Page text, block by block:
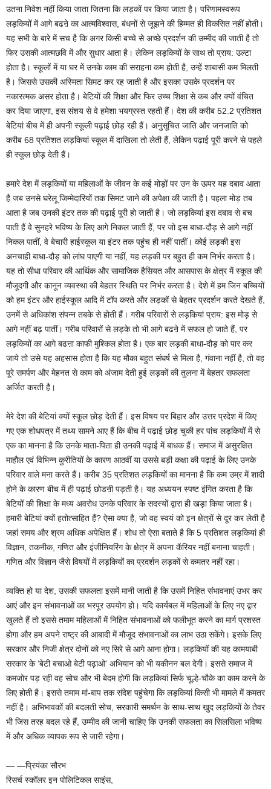
उतना निवेश नहीं किया जाता जितना कि लड़कों पर किया जाता है। परिणामस्वरूप
लड़कियोंं में आगे बढऩे का आत्मविश्वास, बंधनों से जूझने की हिम्मत ही विकसित नहीं होती।
यह सभी के बारे में सच है कि अगर किसी बच्चे से अच्छे प्रदर्शन की उम्मीद की जाती है तो
फिर उसकी आत्मछवि में और सुधार आता है। लेकिन लड़कियों के साथ तो प्राय: उल्टा
होता है। स्कूलों में या घर में उनके काम की सराहना कम होती है, उन्हें शाबासी कम मिलती
है। जिससे उसकी अस्मिता सिमट कर रह जाती है और इसका उसके प्रदर्शन पर
नकारत्मक असर होता है। बेटियों की शिक्षा और फिर उच्च शिक्षा से कब और क्यों वंचित
कर दिया जाएगा, इस संशय से वे हमेशा भयग्रस्त रहती हैं। देश की करीब 52.2 प्रतिशत
बेटियां बीच में ही अपनी स्कूली पढ़ाई छोड़ रही हैं। अनुसूचित जाति और जनजाति को
करीब 68 प्रतिशत लड़कियां स्कूल में दाखिला तो लेती हैं, लेकिन पढ़ाई पूरी करने से पहले
ही स्कूल छोड़ देती हैं।
हमारे देश में लड़कियों या महिलाओं के जीवन के कई मोड़ों पर उन के ऊपर यह दबाव आता
है जब उनसे घरेलू जिम्मेदारियों तक सिमट जाने की अपेक्षा की जाती है। पहला मोड़ तब
आता है जब उनकी इंटर तक की पढ़ाई पूरी हो जाती है। जो लड़कियां इस दबाव से बच
पाती हैं वे सुनहरे भविष्य के लिए आगे निकल जाती हैं, पर जो इस बाधा-दौड़ से आगे नहीं
निकल पातीं, वे बेचारी हाईस्कूल या इंटर तक पहुंच ही नहीं पातीं। कोई लड़की इस
अनचाही बाधा-दौड़ को लांघ पाएगी या नहीं, यह लड़की पर बहुत ही कम निर्भर करता है।
यह तो सीधा परिवार की आर्थिक और सामाजिक हैसियत और आसपास के क्षेत्र में स्कूल की
मौजूदगी और कानून व्यवस्था की बेहतर स्थिति पर निर्भर करता है। देशे में हम जिन बच्चियों
को हम इंटर और हाईस्कूल आदि में टॉप करते और लड़कों से बेहतर प्रदर्शन करते देखते हैं,
उनमें से अधिकांश संपन्न तबके से होती हैं। गरीब परिवारों से लड़कियां प्राय: इस मोड़ से
आगे नहीं बढ़ पातीं। गरीब परिवारों से लड़के तो भी आगे बढऩे में सफल हो जाते हैं, पर
लड़कियों का आगे बढऩा काफी मुश्किल होता है। एक बार लड़की बाधा-दौड़ को पार कर
जाये तो उसे यह अहसास होता है कि यह मौका बहुत संघर्ष से मिला है, गंवाना नहीं है, तो वह
पूरे समर्पण और मेहनत से काम को अंजाम देती हुई लड़कों की तुलना में बेहतर सफलता
अर्जित करती है।
मेरे देश की बेटियां क्यों स्कूल छोड़ देती हैं। इस विषय पर बिहार और उत्तर प्रदेश में किए
गए एक शोधपत्र में तथ्य सामने आए हैं कि बीच में पढ़ाई छोड़ चुकी हर पांच लड़कियों में से
एक का मानना है कि उनके माता-पिता ही उनकी पढ़ाई में बाधक हैं। समाज में असुरक्षित
माहौल एवं विभिन्न कुरीतियों के कारण आठवीं या उससे बड़ी कक्षा की पढ़ाई के लिए उनके
परिवार वाले मना करते हैं। करीब 35 प्रतिशत लड़कियों का मानना है कि कम उम्र में शादी
होने के कारण बीच में ही पढ़ाई छोडऩी पड़ती है। यह अध्ययन स्पष्ट इंगित करता है कि
बेटियों की शिक्षा के मध्य अवरोध उनके परिवार के सदस्यों द्वारा ही खड़ा किया जाता है।
हमारी बेटियां क्यों हतोत्साहित हैं? ऐसा क्या है, जो वह स्वयं को इन क्षेत्रों से दूर कर लेती है
जहां समय और श्रम अधिक अपेक्षित हैं। शोध तो ऐसा बताते है कि 5 प्रतिशत लड़कियां ही
विज्ञान, तकनीक, गणित और इंजीनियरिंग के क्षेत्र में अपना कॅरियर नहीं बनाना चाहती।
गणित और विज्ञान जैसे विषयों में लड़कियों का प्रदर्शन लड़कों से कमतर नहीं रहा।
व्यक्ति हो या देश, उसकी सफलता इसमें मानी जाती है कि उसमें निहित संभावनाएं उभर कर
आएं और इन संभावनाओं का भरपूर उपयोग हो। यदि कार्यबल में महिलाओं के लिए नए द्वार
खुलते हैं तो इससे तमाम महिलाओं में निहित संभावनाओं को फलीभूत करने का मार्ग प्रशस्त
होगा और हम अपने राष्ट्र की आबादी में मौजूद संभावनाओं का लाभ उठा सकेंगे। इसके लिए
सरकार और निजी क्षेत्र दोनों को नए सिरे से आगे आना होगा। लड़कियों की यह कामयाबी
सरकार के ‘बेटी बचाओ बेटी पढ़ाओ’ अभियान को भी यकीनन बल देगी। इससे समाज में
कमजोर पड़ रही वह सोच और भी बेदम होगी कि लड़कियां सिर्फ चूल्हे-चौके का काम करने के
लिए होती है। इससे तमाम मां-बाप तक संदेश पहुंचेगा कि लड़कियां किसी भी मामले में कमतर
नहीं है। अभिभावकों की बदलती सोच, सरकारी समर्थन के साथ-साथ खुद लड़कियों के तेवर
भी जिस तरह बदल रहे हैं, उम्मीद की जानी चाहिए कि उनकी सफलता का सिलसिला भविष्य
में और अधिक व्यापक रूप से जारी रहेगा।
— —प्रियंका सौरभ
रिसर्च स्कॉलर इन पोलिटिकल साइंस,